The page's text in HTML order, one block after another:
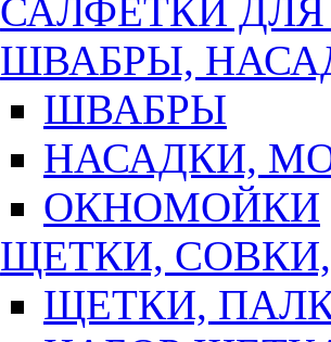
САЛФЕТКИ
ШВАБРЫ,
ШВАБРЫ
НАСАДКИ,
ОКНОМОЙКИ
ЩЕТКИ,
ЩЕТКИ,